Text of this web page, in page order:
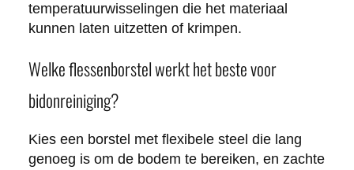
temperatuurwisselingen die het materiaal
kunnen laten uitzetten of krimpen.
Welke flessenborstel werkt het beste voor
bidonreiniging?
Kies een borstel met flexibele steel die lang
genoeg is om de bodem te bereiken, en zachte